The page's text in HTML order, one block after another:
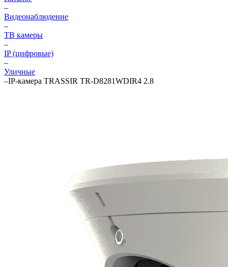
–
Видеонаблюдение
–
ТВ камеры
–
IP (цифровые)
–
Уличные
–IP-камера TRASSIR TR-D8281WDIR4 2.8